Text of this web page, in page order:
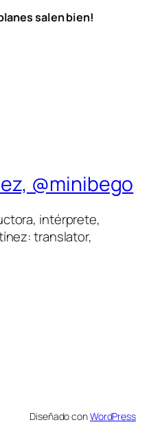
salen bien!
@minibego
intérprete,
translator,
Diseñado conWordPress